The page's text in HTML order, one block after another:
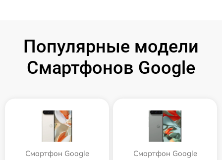
Популярные модели
Смартфонов Google
Смартфон Google
Смартфон Google